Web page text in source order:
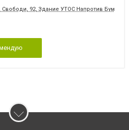
Свободи, 92, Здание УТОС Напротив Бумиб